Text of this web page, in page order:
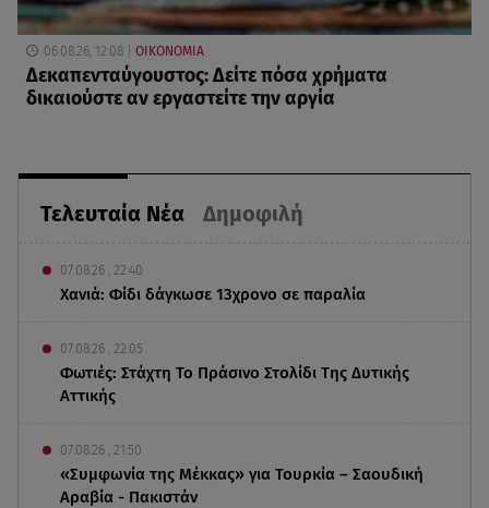
Τελευταία Νέα Δημοφιλή
07.08.26 , 22:40
Χανιά: Φίδι δάγκωσε 13χρονο σε παραλία
07.08.26 , 22:05
Φωτιές: Στάχτη Το Πράσινο Στολίδι Της Δυτικής
Αττικής
07.08.26 , 21:50
«Συμφωνία της Μέκκας» για Τουρκία – Σαουδική
Αραβία - Πακιστάν
06.08.26, 12:08 ΟΙΚΟΝΟΜΙΑ
Δεκαπενταύγουστος: Δείτε πόσα χρήματα
δικαιούστε αν εργαστείτε την αργία